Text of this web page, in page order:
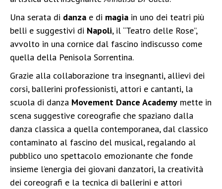
Una serata di danza e di magia in uno dei teatri più
belli e suggestivi di Napoli, il “Teatro delle Rose”,
avvolto in una cornice dal fascino indiscusso come
quella della Penisola Sorrentina.
Grazie alla collaborazione tra insegnanti, allievi dei
corsi, ballerini professionisti, attori e cantanti, la
scuola di danza Movement Dance Academy mette in
scena suggestive coreografie che spaziano dalla
danza classica a quella contemporanea, dal classico
contaminato al fascino del musical, regalando al
pubblico uno spettacolo emozionante che fonde
insieme l’energia dei giovani danzatori, la creatività
dei coreografi e la tecnica di ballerini e attori